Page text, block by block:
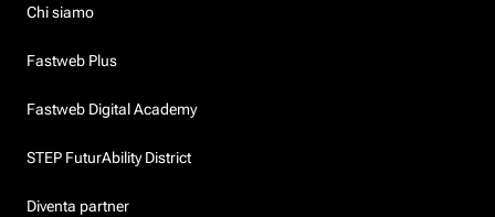
Chi siamo
Fastweb Plus
Fastweb Digital Academy
STEP FuturAbility District
Diventa partner